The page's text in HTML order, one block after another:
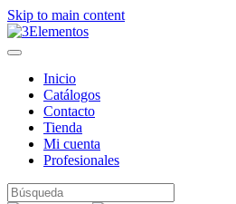
Skip to main content
Inicio
Catálogos
Contacto
Tienda
Mi cuenta
Profesionales